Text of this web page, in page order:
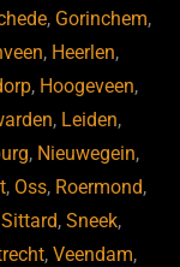
, Gorinchem,
, Heerlen,
, Hoogeveen,
, Leiden,
, Nieuwegein,
, Oss, Roermond,
Sittard, Sneek,
,Veendam,